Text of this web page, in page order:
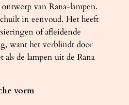
van Rana-lampen.
in eenvoud. Het heeft
of afleidende
want het verblindt door
de lampen uit de Rana
vorm